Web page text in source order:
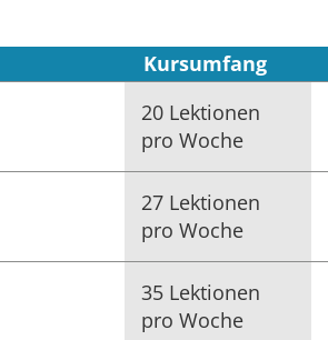
Kursumfang
20 Lektionen
pro Woche
27 Lektionen
pro Woche
35 Lektionen
pro Woche